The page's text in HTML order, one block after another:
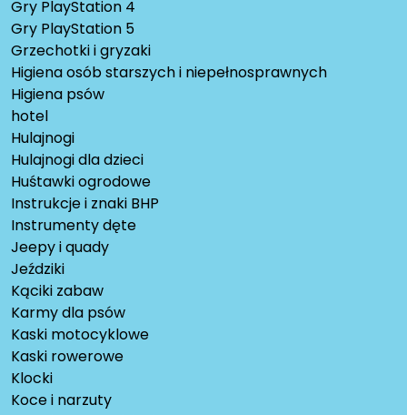
Gry PlayStation 4
Gry PlayStation 5
Grzechotki i gryzaki
Higiena osób starszych i niepełnosprawnych
Higiena psów
hotel
Hulajnogi
Hulajnogi dla dzieci
Huśtawki ogrodowe
Instrukcje i znaki BHP
Instrumenty dęte
Jeepy i quady
Jeździki
Kąciki zabaw
Karmy dla psów
Kaski motocyklowe
Kaski rowerowe
Klocki
Koce i narzuty